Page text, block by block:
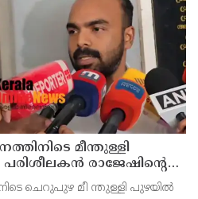
മീന്തുള്ളി
രാജേഷിൻ്റെ
റിപ്പോർട്ട് ലഭിച്ചാലുടൻ
ചെറുപുഴ മീ ന്തുള്ളി പുഴയിൽ